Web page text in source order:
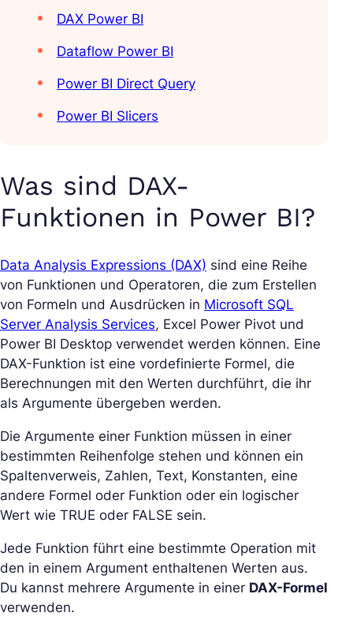
DAX Power BI
Dataflow Power BI
Power BI Direct Query
Power BI Slicers
Was sind DAX-
Funktionen in Power BI?
Data Analysis Expressions (DAX) sind eine Reihe
von Funktionen und Operatoren, die zum Erstellen
von Formeln und Ausdrücken in Microsoft SQL
Server Analysis Services, Excel Power Pivot und
Power BI Desktop verwendet werden können. Eine
DAX-Funktion ist eine vordefinierte Formel, die
Berechnungen mit den Werten durchführt, die ihr
als Argumente übergeben werden.
Die Argumente einer Funktion müssen in einer
bestimmten Reihenfolge stehen und können ein
Spaltenverweis, Zahlen, Text, Konstanten, eine
andere Formel oder Funktion oder ein logischer
Wert wie TRUE oder FALSE sein.
Jede Funktion führt eine bestimmte Operation mit
den in einem Argument enthaltenen Werten aus.
Du kannst mehrere Argumente in einer DAX-Formel
verwenden.